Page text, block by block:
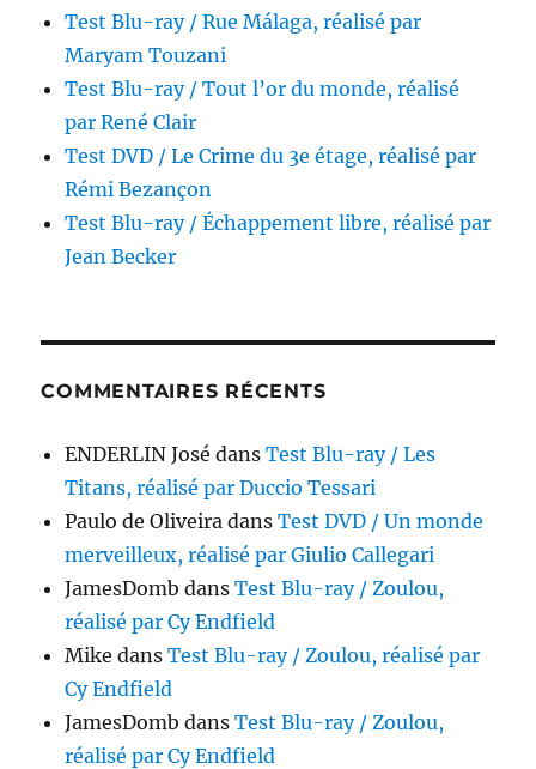
Test Blu-ray / Rue Málaga, réalisé par
Maryam Touzani
Test Blu-ray / Tout l’or du monde, réalisé
par René Clair
Test DVD / Le Crime du 3e étage, réalisé par
Rémi Bezançon
Test Blu-ray / Échappement libre, réalisé par
Jean Becker
COMMENTAIRES RÉCENTS
ENDERLIN José dansTest Blu-ray / Les
Titans, réalisé par Duccio Tessari
Paulo de Oliveira dansTest DVD / Un monde
merveilleux, réalisé par Giulio Callegari
JamesDomb dansTest Blu-ray / Zoulou,
réalisé par Cy Endfield
Mike dansTest Blu-ray / Zoulou, réalisé par
Cy Endfield
JamesDomb dansTest Blu-ray / Zoulou,
réalisé par Cy Endfield